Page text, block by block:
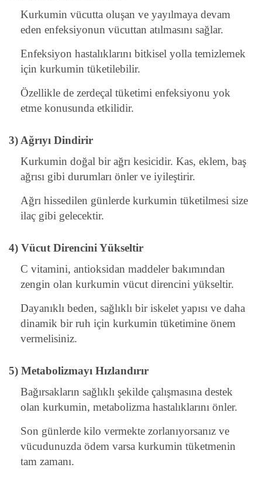
Kurkumin vücutta oluşan ve yayılmaya devam
eden enfeksiyonun vücuttan atılmasını sağlar.
Enfeksiyon hastalıklarını bitkisel yolla temizlemek
için kurkumin tüketilebilir.
Özellikle de zerdeçal tüketimi enfeksiyonu yok
etme konusunda etkilidir.
3) Ağrıyı Dindirir
Kurkumin doğal bir ağrı kesicidir. Kas, eklem, baş
ağrısı gibi durumları önler ve iyileştirir.
Ağrı hissedilen günlerde kurkumin tüketilmesi size
ilaç gibi gelecektir.
4) Vücut Direncini Yükseltir
C vitamini, antioksidan maddeler bakımından
zengin olan kurkumin vücut direncini yükseltir.
Dayanıklı beden, sağlıklı bir iskelet yapısı ve daha
dinamik bir ruh için kurkumin tüketimine önem
vermelisiniz.
5) Metabolizmayı Hızlandırır
Bağırsakların sağlıklı şekilde çalışmasına destek
olan kurkumin, metabolizma hastalıklarını önler.
Son günlerde kilo vermekte zorlanıyorsanız ve
vücudunuzda ödem varsa kurkumin tüketmenin
tam zamanı.